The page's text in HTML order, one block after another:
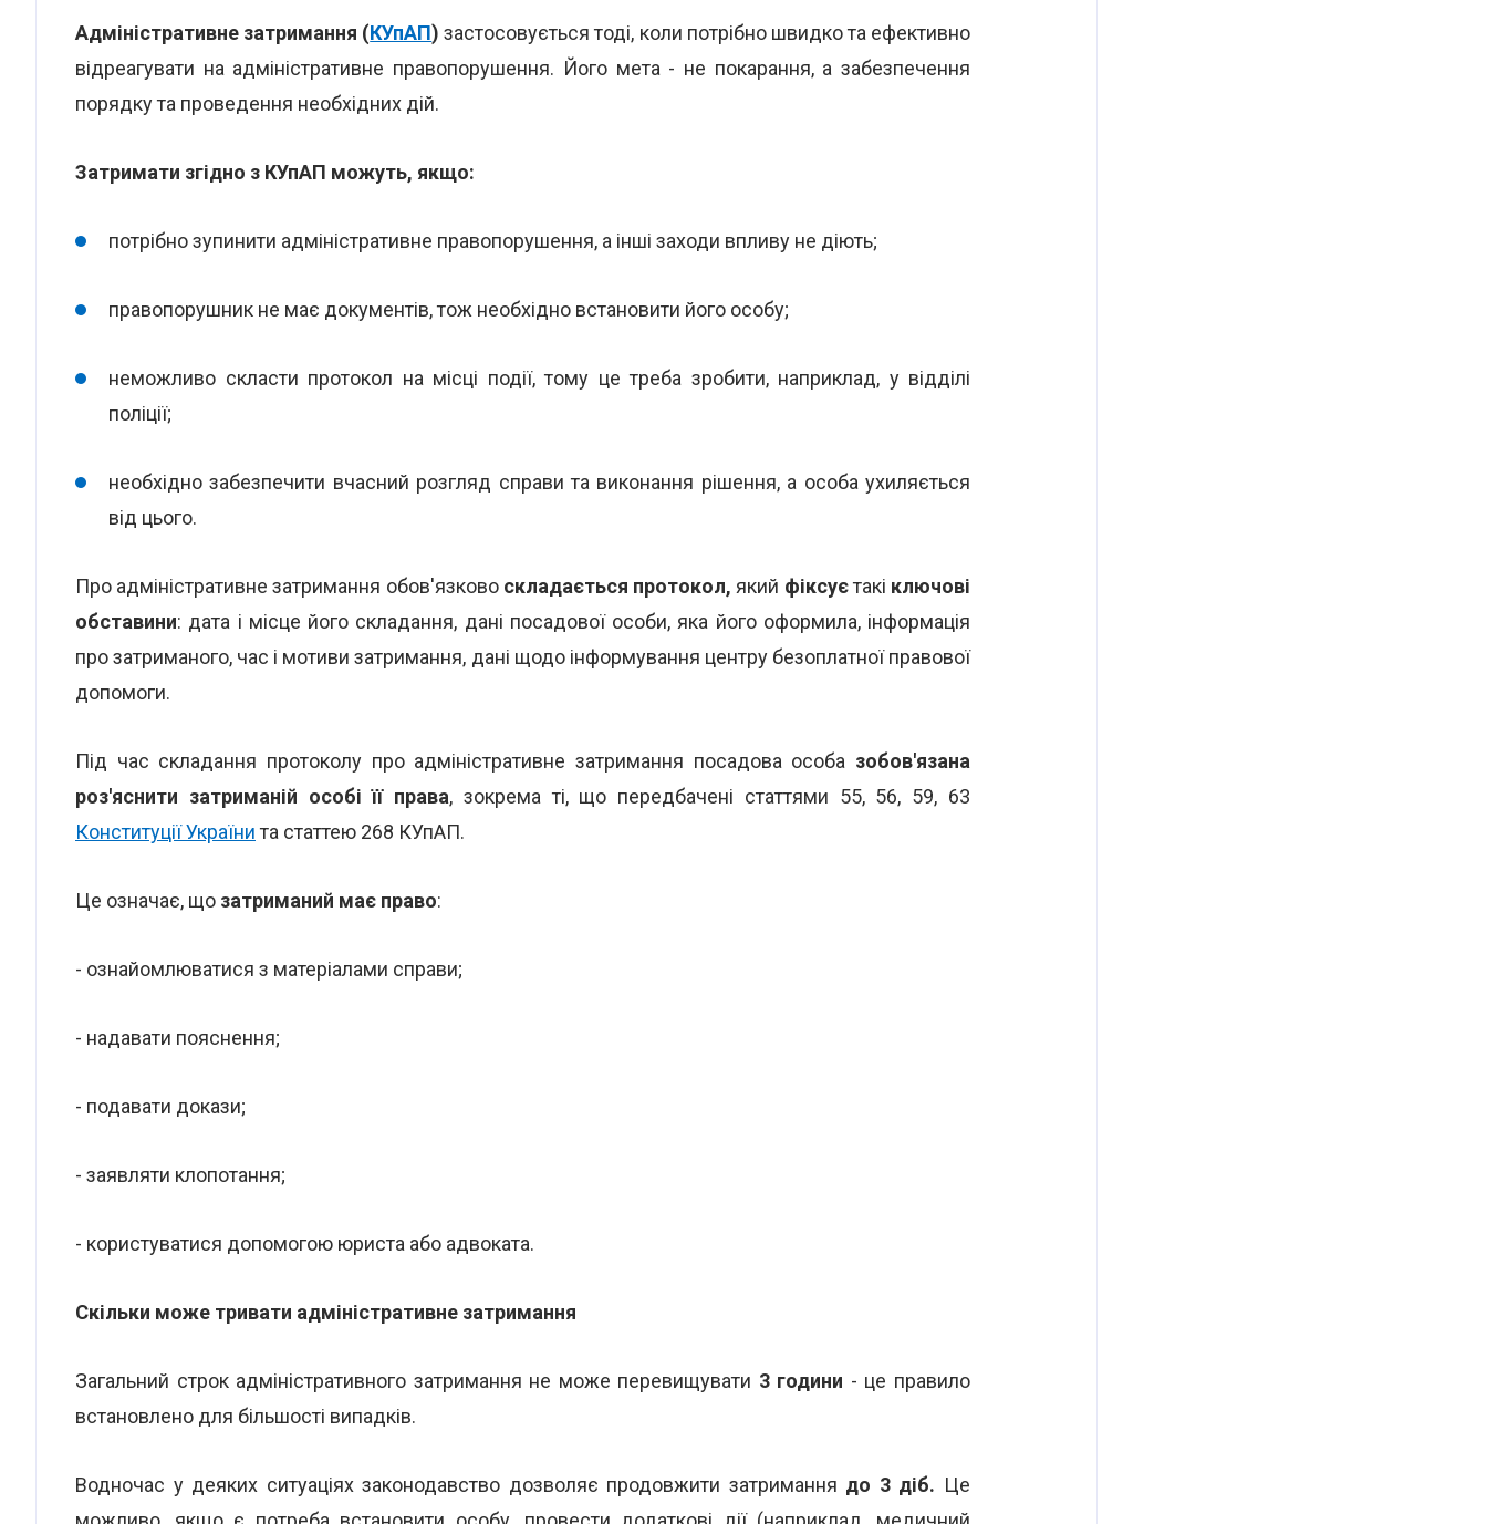
Адміністративне затримання (КУпАП)застосовується тоді, коли потрібно швидко та ефективно
відреагувати на адміністративне правопорушення. Його мета - не покарання, а забезпечення
порядку та проведення необхідних дій.
Затримати згідно з КУпАП можуть, якщо:
потрібно зупинити адміністративне правопорушення, а інші заходи впливу не діють;
правопорушник не має документів, тож необхідно встановити його особу;
неможливо скласти протокол на місці події, тому це треба зробити, наприклад, у відділі
поліції;
необхідно забезпечити вчасний розгляд справи та виконання рішення, а особа ухиляється
від цього.
Про адміністративне затримання обов'язково складається протокол, який фіксуєтакі ключові
обставини: дата і місце його складання, дані посадової особи, яка його оформила, інформація
про затриманого, час і мотиви затримання, дані щодо інформування центру безоплатної правової
допомоги.
Під час складання протоколу про адміністративне затримання посадова особа зобов'язана
роз'яснити затриманій особі її права, зокрема ті, що передбачені статтями 55, 56, 59, 63
Конституції Українита статтею 268 КУпАП.
Це означає, що затриманий має право:
- ознайомлюватися з матеріалами справи;
- надавати пояснення;
- подавати докази;
- заявляти клопотання;
- користуватися допомогою юриста або адвоката.
Скільки може тривати адміністративне затримання
Загальний строк адміністративного затримання не може перевищувати 3 години - це правило
встановлено для більшості випадків.
Водночас у деяких ситуаціях законодавство дозволяє продовжити затримання до 3 діб. Це